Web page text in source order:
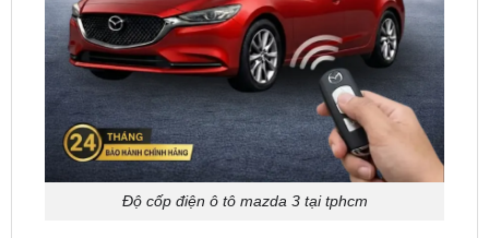
Độ cốp điện ô tô mazda 3 tại tphcm
Độ Cốp Điện Mazda 3?